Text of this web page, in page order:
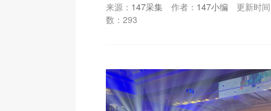
来源： 147采集 作者： 147小编
更新时
数： 293